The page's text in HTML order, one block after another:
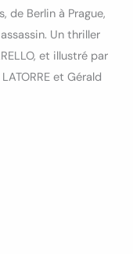
de Berlin à Prague,
Un thriller
et illustré par
et Gérald